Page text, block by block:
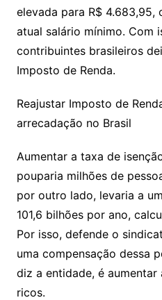
elevada para R$ 4.683,95,
atual salário mínimo. Com
contribuintes brasileiros
Imposto de Renda.
Reajustar Imposto de
arrecadação no Brasil
Aumentar a taxa de
pouparia milhões de
por outro lado, levaria a
101,6 bilhões por ano,
Por isso, defende o
uma compensação dessa
diz a entidade, é
ricos.